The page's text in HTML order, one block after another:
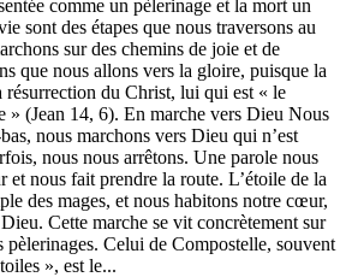
comme un pèlerinage et la mort un
sont des étapes que nous traversons au
sur des chemins de joie et de
que nous allons vers la gloire, puisque la
résurrection du Christ, lui qui est « le
» (Jean 14, 6). En marche vers Dieu Nous
nous marchons vers Dieu qui n’est
nous nous arrêtons. Une parole nous
et nous fait prendre la route. L’étoile de la
des mages, et nous habitons notre cœur,
Cette marche se vit concrètement sur
pèlerinages. Celui de Compostelle, souvent
», est le...